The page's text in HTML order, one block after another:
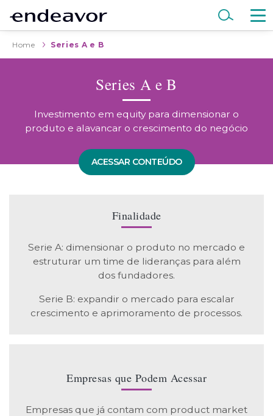
Home Series A e B
Series A e B
Investimento em equity para dimensionar o
produto e alavancar o crescimento do negócio
ACESSAR CONTEÚDO
Finalidade
Serie A: dimensionar o produto no mercado e
estruturar um time de liderançaspara além
dos fundadores.
Serie B: expandir o mercado para escalar
crescimento e aprimoramento de processos.
Empresas que Podem Acessar
Empresas que já contam com product market